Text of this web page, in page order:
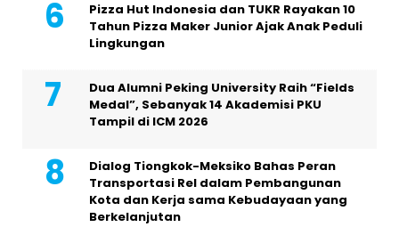
Pizza Hut Indonesia dan TUKR Rayakan 10
Tahun Pizza Maker Junior Ajak Anak Peduli
Lingkungan
Dua Alumni Peking University Raih “Fields
Medal”, Sebanyak 14 Akademisi PKU
Tampil di ICM 2026
Dialog Tiongkok-Meksiko Bahas Peran
Transportasi Rel dalam Pembangunan
Kota dan Kerja sama Kebudayaan yang
Berkelanjutan